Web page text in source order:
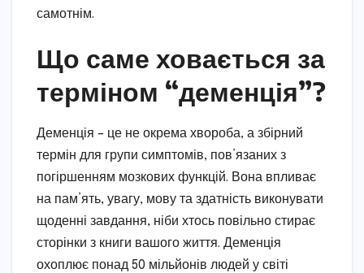
самотнім.
Що саме ховається за
терміном “деменція”?
Деменція – це не окрема хвороба, а збірний
термін для групи симптомів, пов’язаних з
погіршенням мозкових функцій. Вона впливає
на пам’ять, увагу, мову та здатність виконувати
щоденні завдання, ніби хтось повільно стирає
сторінки з книги вашого життя. Деменція
охоплює понад 50 мільйонів людей у світі